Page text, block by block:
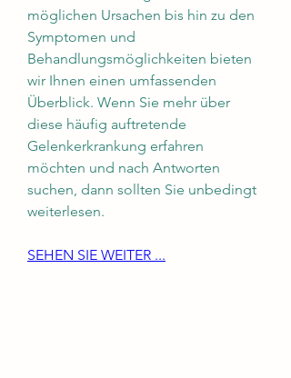
möglichen Ursachen bis hin zu den
Symptomen und
Behandlungsmöglichkeiten bieten
wir Ihnen einen umfassenden
Überblick. Wenn Sie mehr über
diese häufig auftretende
Gelenkerkrankung erfahren
möchten und nach Antworten
suchen, dann sollten Sie unbedingt
weiterlesen.
SEHEN SIE WEITER ...